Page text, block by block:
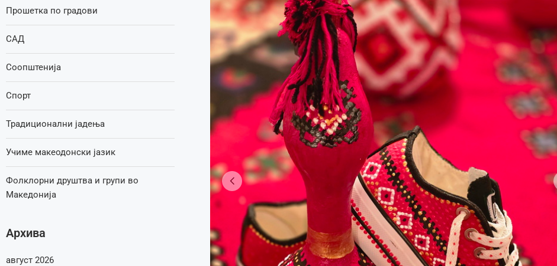
Прошетка по градови
САД
Соопштенија
Спорт
Традиционални јадења
Учиме макеодонски јазик
Фолклорни друштва и групи во
Македонија
Архива
август 2026